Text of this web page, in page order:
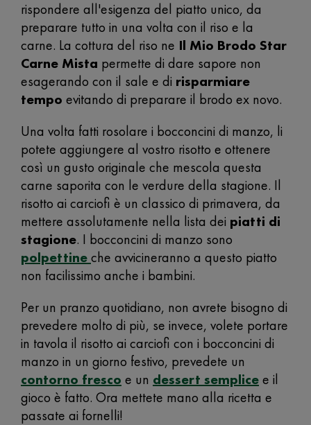
rispondere all'esigenza del piatto unico, da
preparare tutto in una volta con il riso e la
carne. La cottura del riso ne Il Mio Brodo Star
Carne Mista permette di dare sapore non
esagerando con il sale e di risparmiare
tempo evitando di preparare il brodo ex novo.
Una volta fatti rosolare i bocconcini di manzo, li
potete aggiungere al vostro risotto e ottenere
così un gusto originale che mescola questa
carne saporita con le verdure della stagione. Il
risotto ai carciofi è un classico di primavera, da
mettere assolutamente nella lista dei piatti di
stagione. I bocconcini di manzo sono
polpettineche avvicineranno a questo piatto
non facilissimo anche i bambini.
Per un pranzo quotidiano, non avrete bisogno di
prevedere molto di più, se invece, volete portare
in tavola il risotto ai carciofi con i bocconcini di
manzo in un giorno festivo, prevedete un
contorno fresco e un dessert semplicee il
gioco è fatto. Ora mettete mano alla ricetta e
passate ai fornelli!